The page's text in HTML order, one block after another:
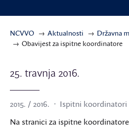
NCVVO Aktualnosti
Državna
Obavijest za ispitne koordinatore
25. travnja 2016.
2015. / 2016.
Ispitni koordinatori
Na stranici za ispitne